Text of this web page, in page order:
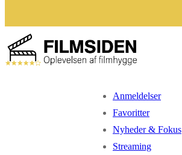
Anmeldelser
Favoritter
Nyheder & Fokus
Streaming